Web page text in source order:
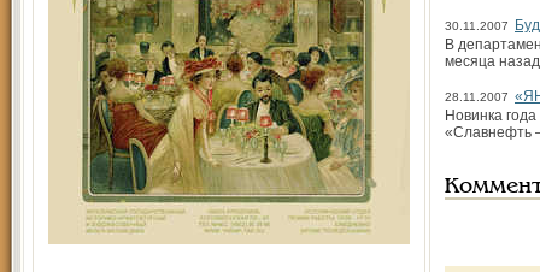
30.11.2007
В
месяца
28.11.2007
Новинка
«Славнефть